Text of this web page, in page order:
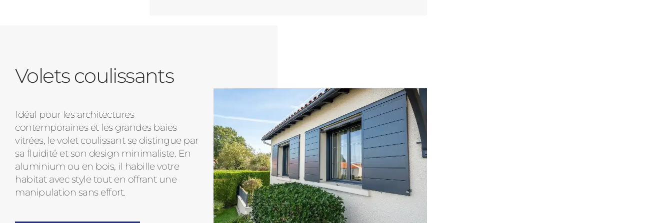
Volets coulissants
Idéal pour les architectures
contemporaines et les grandes baies
vitrées, le volet coulissant se distingue par
sa fluidité et son design minimaliste. En
aluminium ou en bois, il habille votre
habitat avec style tout en offrant une
manipulation sans effort.